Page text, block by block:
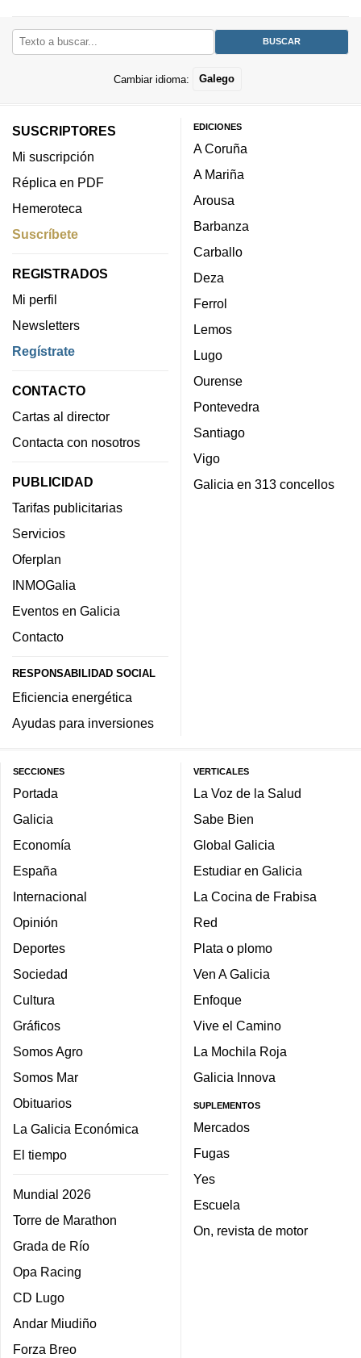
Cambiar idioma: Galego
SUSCRIPTORES
Mi suscripción
Réplica en PDF
Hemeroteca
Suscríbete
REGISTRADOS
Mi perfil
Newsletters
Regístrate
CONTACTO
Cartas al director
Contacta con nosotros
PUBLICIDAD
Tarifas publicitarias
Servicios
Oferplan
INMOGalia
Eventos en Galicia
Contacto
RESPONSABILIDAD SOCIAL
Eficiencia energética
Ayudas para inversiones
EDICIONES
A Coruña
A Mariña
Arousa
Barbanza
Carballo
Deza
Ferrol
Lemos
Lugo
Ourense
Pontevedra
Santiago
Vigo
Galicia en 313 concellos
SECCIONES
Portada
Galicia
Economía
España
Internacional
Opinión
Deportes
Sociedad
Cultura
Gráficos
Somos Agro
Somos Mar
Obituarios
La Galicia Económica
El tiempo
Mundial 2026
Torre de Marathon
Grada de Río
Opa Racing
CD Lugo
Andar Miudiño
Forza Breo
VERTICALES
La Voz de la Salud
Sabe Bien
Global Galicia
Estudiar en Galicia
La Cocina de Frabisa
Red
Plata o plomo
Ven A Galicia
Enfoque
Vive el Camino
La Mochila Roja
Galicia Innova
SUPLEMENTOS
Mercados
Fugas
Yes
Escuela
On, revista de motor